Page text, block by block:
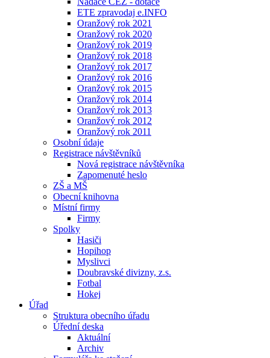
ETE zpravodaj e.INFO
Oranžový rok 2021
Oranžový rok 2020
Oranžový rok 2019
Oranžový rok 2018
Oranžový rok 2017
Oranžový rok 2016
Oranžový rok 2015
Oranžový rok 2014
Oranžový rok 2013
Oranžový rok 2012
Oranžový rok 2011
Osobní údaje
Registrace návštěvníků
Nová registrace návštěvníka
Zapomenuté heslo
ZŠ a MŠ
Obecní knihovna
Místní firmy
Firmy
Spolky
Hasiči
Hopihop
Myslivci
Doubravské divizny, z.s.
Fotbal
Hokej
Úřad
Struktura obecního úřadu
Úřední deska
Aktuální
Archiv